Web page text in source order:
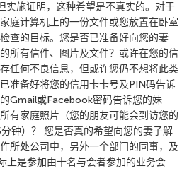
实施证明，这种希望是不真实的。对于
庭计算机上的一份文件或您放置在卧室
查的目标。您是否已准备好向您的妻
所有信件、图片及文件？或许在您的信
任何不良信息，但或许您仍不想将此类
准备好将您的信用卡卡号及PIN码告诉
Gmail或Facebook密码告诉您的妹
有家庭照片（您的朋友可能会到访您的
钟）？ 您是否真的希望向您的妻子解
所处公司中，另外一个部门的同事，及
上是参加由十名与会者参加的业务会